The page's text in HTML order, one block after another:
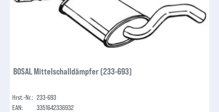
BOSAL Mittelschalldämpfer (233-693)
Hrst.-Nr.: 233-693
EAN:
3351642336932